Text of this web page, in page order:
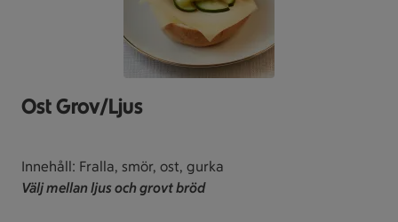
Ost Grov/Ljus
Innehåll: Fralla, smör, ost, gurka
Välj mellan ljus och grovt bröd